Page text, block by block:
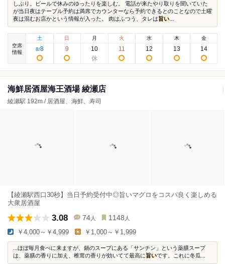
しぶり。ビールで休みのゆったりを楽しむ。 電話が来たやり取りを聞いていた
が当日夜はテーブル予約は満席でカウンターなら予約できるとのことなので土曜
夜は混むお店かという情報が入った。 肉はふつう、タレは旨い
空席
情報
土
8/8
日
9
月
10
火
11
水
12
木
13
金
14
海鮮居酒屋海王酒場 綾瀬店
綾瀬駅 192m / 居酒屋、海鮮、寿司
【綾瀬駅西口30秒】当日予約受付中◎旨いマグロをコスパ良く楽しめる
大衆居酒屋
3.08 74 人 1148 人
￥4,000～￥4,999 ￥1,000～￥1,999
...ほぼ毎月食べに来ますが、鍋のスープにある「サンチン」という薬膳スープ
は、薬膳の香りに加え、椎茸の香りが効いてて最高に旨いです。これに冬瓜...